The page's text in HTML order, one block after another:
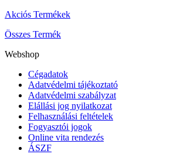
Akciós Termékek
Összes Termék
Webshop
Cégadatok
Adatvédelmi tájékoztató
Adatvédelmi szabályzat
Elállási jog nyilatkozat
Felhasználási feltételek
Fogyasztói jogok
Online vita rendezés
ÁSZF